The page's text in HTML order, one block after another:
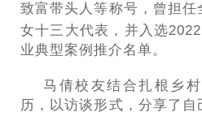
致富带头人等称号，曾担
女十三大代表，并入选
业典型案例推介名单。
马倩校友结合扎根乡
历，以访谈形式，分享了